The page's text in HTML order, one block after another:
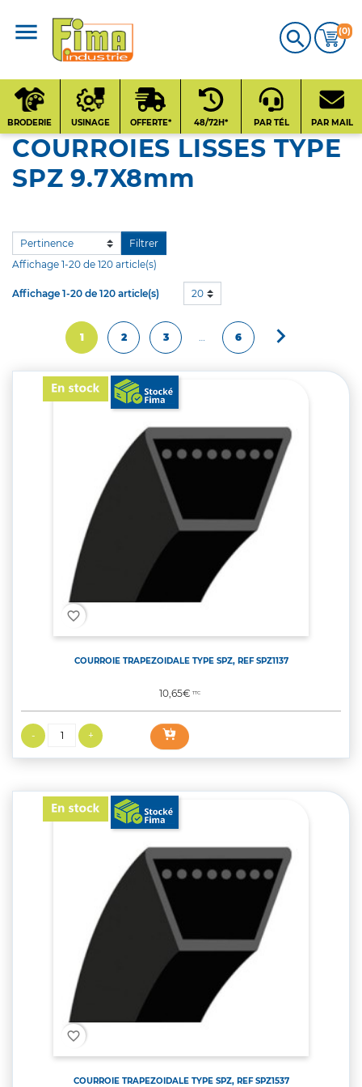
 (0)
CATALOGUE
PRODUITS
Qui sommes-nous
BRODERIE USINAGE OFFERTE* 48/72H* PAR TÉL PAR MAIL
COURROIES LISSES TYPE
SPZ 9.7X8mm
Filtrer
Affichage 1-20 de 120 article(s)
Affichage 1-20 de 120 article(s) 20
1 2 3 … 6 Suivant

favorite_border
COURROIE TRAPEZOIDALE TYPE SPZ, REF SPZ1137
Prix
10,65€TTC
favorite_border
COURROIE TRAPEZOIDALE TYPE SPZ, REF SPZ1537